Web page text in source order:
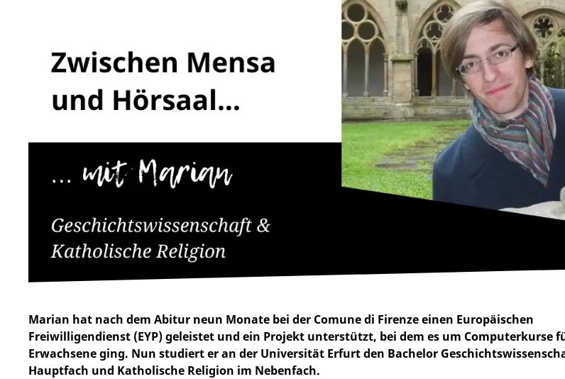
Marian hat nach dem Abitur neun Monate bei der Comune di Firenze einen Europäischen
Freiwilligendienst (EYP) geleistet und ein Projekt unterstützt, bei dem es um Computerkurse
Erwachsene ging. Nun studiert er an der Universität Erfurt den Bachelor
Hauptfach und Katholische Religion im Nebenfach.